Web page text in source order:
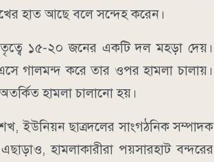
হাত আছে বলে সন্দেহ করেন।
১৫-২০ জনের একটি দল মহড়া দেয়।
গালমন্দ করে তার ওপর হামলা চালায়।
হামলা চালানো হয়।
ইউনিয়ন ছাত্রদলের সাংগঠনিক সম্পাদক
হামলাকারীরা পয়সারহাট বন্দরের